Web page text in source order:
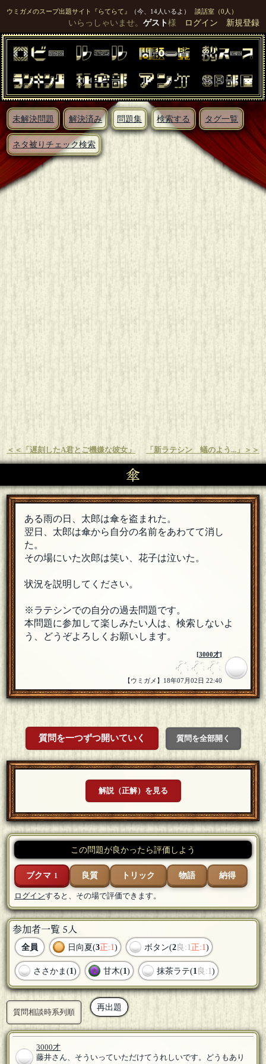
ウミガメのスープ出題サイト『らてらて』 （今、14人いるよ） 談話室（0人）
いらっしゃいませ。 ゲスト様 ログイン 新規登録
未解決問題 解決済み 問題集 検索する タグ一覧
ネタ被りチェック検索
＜＜「遅刻したA君とご機嫌な彼女」 「新ラテシン 蟻のよう...」＞＞
傘
ある雨の日、太郎は傘を盗まれた。
翌日、太郎は傘から自分の名前をあわてて消し
た。
その場にいた次郎は笑い、花子は泣いた。
状況を説明してください。
※ラテシンでの自分の過去問題です。
本問題に参加して楽しみたい人は、検索しないよ
う、どうぞよろしくお願いします。
[3000才]
【ウミガメ】18年07月02日 22:40
質問を一つずつ開いていく 質問を全部開く
解説（正解）を見る
この問題が良かったら評価しよう
ブクマ 1 良質 トリック 物語 納得
ログインすると、その場で評価できます。
参加者一覧 5人
全員 日向夏(3正:1) ボタン(2良:1正:1)
ささかま(1) 甘木(1) 抹茶ラテ(1良:1)
質問相談時系列順
再出題
3000才
藤井さん、そういっていただけてうれしいです。どうもあり